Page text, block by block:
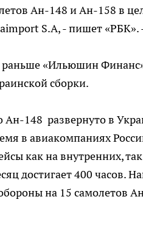
Ан-148 и Ан-158 в
S.A, - пишет «РБК».
«Ильюшин Финанс»
сборки.
Ан-148 развернуто в
в авиакомпаниях
как на внутренних,
достигает 400 часов.
на 15 самолетов